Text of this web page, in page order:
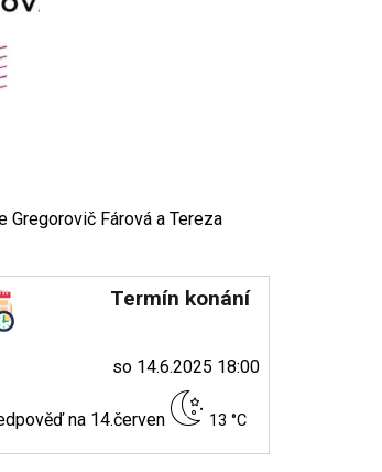
Fárová a Tereza
Termín konání
so 14.6.2025 18:00
na 14.červen 13 °C